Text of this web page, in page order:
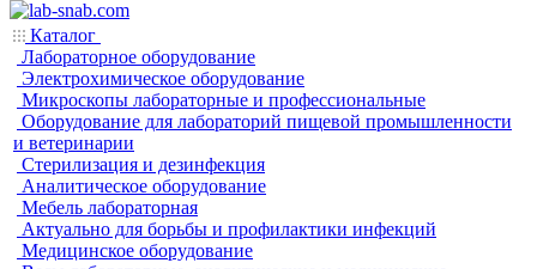
Каталог
Лабораторное оборудование
Электрохимическое оборудование
Микроскопы лабораторные и профессиональные
Оборудование для лабораторий пищевой промышленности
и ветеринарии
Стерилизация и дезинфекция
Аналитическое оборудование
Мебель лабораторная
Актуально для борьбы и профилактики инфекций
Медицинское оборудование